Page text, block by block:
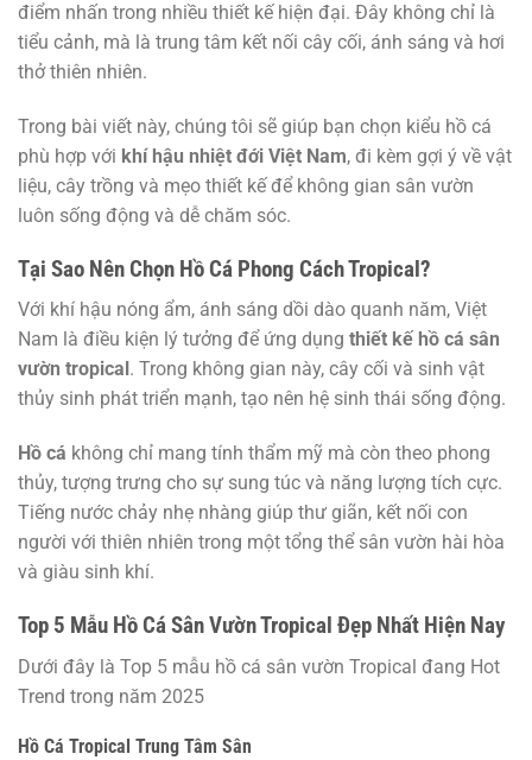
điểm nhấn trong nhiều thiết kế hiện đại. Đây không chỉ là
tiểu cảnh, mà là trung tâm kết nối cây cối, ánh sáng và hơi
thở thiên nhiên.
Trong bài viết này, chúng tôi sẽ giúp bạn chọn kiểu hồ cá
phù hợp với khí hậu nhiệt đới Việt Nam, đi kèm gợi ý về vật
liệu, cây trồng và mẹo thiết kế để không gian sân vườn
luôn sống động và dễ chăm sóc.
Tại Sao Nên Chọn Hồ Cá Phong Cách Tropical?
Với khí hậu nóng ẩm, ánh sáng dồi dào quanh năm, Việt
Nam là điều kiện lý tưởng để ứng dụng thiết kế hồ cá sân
vườn tropical . Trong không gian này, cây cối và sinh vật
thủy sinh phát triển mạnh, tạo nên hệ sinh thái sống động.
Hồ cá không chỉ mang tính thẩm mỹ mà còn theo phong
thủy, tượng trưng cho sự sung túc và năng lượng tích cực.
Tiếng nước chảy nhẹ nhàng giúp thư giãn, kết nối con
người với thiên nhiên trong một tổng thể sân vườn hài hòa
và giàu sinh khí.
Top 5 Mẫu Hồ Cá Sân Vườn Tropical Đẹp Nhất Hiện Nay
Dưới đây là Top 5 mẫu hồ cá sân vườn Tropical đang Hot
Trend trong năm 2025
Hồ Cá Tropical Trung Tâm Sân